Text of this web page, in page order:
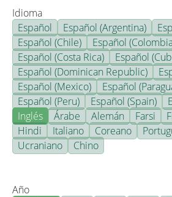
Idioma
Español
Español (Argentina)
Español (Chile)
Español
Español (Costa Rica)
Español
Español (Dominican Republic)
Español (Mexico)
Español
Español (Peru)
Español (Spain)
Inglés
Árabe Alemán Farsi
Hindi
Italiano Coreano
Ucraniano
Chino
Año